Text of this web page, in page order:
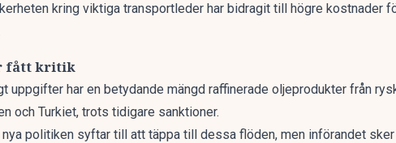
kring viktiga transportleder har bidragit till högre kostnader
fått kritik
uppgifter har en betydande mängd raffinerade oljeprodukter från
och Turkiet, trots tidigare sanktioner.
nya politiken syftar till att täppa till dessa flöden, men införandet